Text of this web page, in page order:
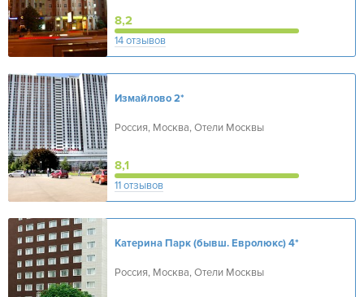
8,2
14 отзывов
Измайлово2*
Россия, Москва, Отели Москвы
8,1
11 отзывов
Катерина Парк (бывш. Евролюкс)4*
Россия, Москва, Отели Москвы